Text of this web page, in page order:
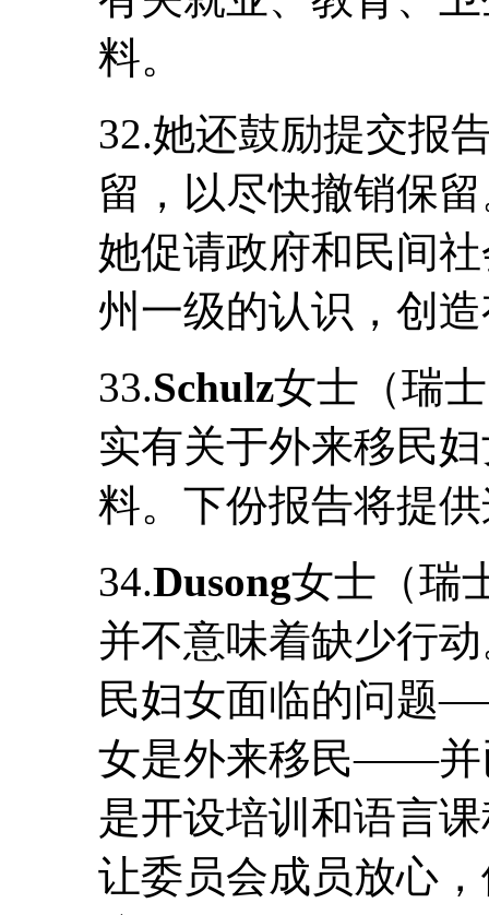
料。
32.她还鼓励提交报
留，以尽快撤销保
她促请政府和民间
州一级的认识，创
33.Schulz女士（瑞
实有关于外来移民
料。下份报告将提
34.Dusong女士（瑞
并不意味着缺少行
民妇女面临的问题
女是外来移民——并
是开设培训和语言
让委员会成员放心